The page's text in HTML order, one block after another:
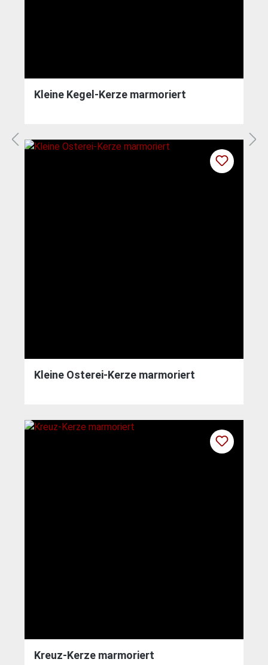
Kleine Kegel-Kerze marmoriert
Kleine Osterei-Kerze marmoriert
Kreuz-Kerze marmoriert